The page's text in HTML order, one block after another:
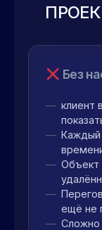
Без
клиент
Каждый
Объект
ещё не
Сложно